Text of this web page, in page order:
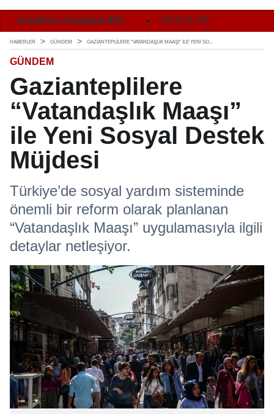
Amatörce Gazetesi 862.
Sayı 2. Sayfa
Amatörce Gazetesi 862.
Sayı 3. Sayfa
VİDEOLAR
GALERİLER
HABERLER GÜNDEM GAZIANTEPLILERE “VATANDAŞLIK MAAŞI” ILE YENI SO...
GÜNDEM
Gazianteplilere
“Vatandaşlık Maaşı”
ile Yeni Sosyal Destek
Müjdesi
Türkiye’de sosyal yardım sisteminde
önemli bir reform olarak planlanan
“Vatandaşlık Maaşı” uygulamasıyla ilgili
detaylar netleşiyor.